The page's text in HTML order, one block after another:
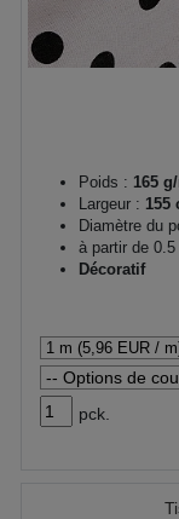
Poids : 165
Largeur : 155
Diamètre du
à partir de 0.5
Décoratif
pck.